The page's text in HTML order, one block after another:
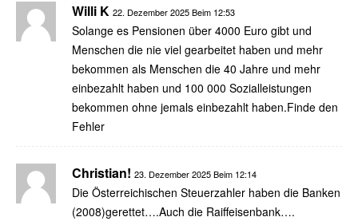
Willi K 22. Dezember 2025 Beim 12:53
Solange es Pensionen über 4000 Euro gibt und
Menschen die nie viel gearbeitet haben und mehr
bekommen als Menschen die 40 Jahre und mehr
einbezahlt haben und 100 000 Sozialleistungen
bekommen ohne jemals einbezahlt haben.Finde den
Fehler
Christian! 23. Dezember 2025 Beim 12:14
Die Österreichischen Steuerzahler haben die Banken
(2008)gerettet….Auch die Raiffeisenbank….